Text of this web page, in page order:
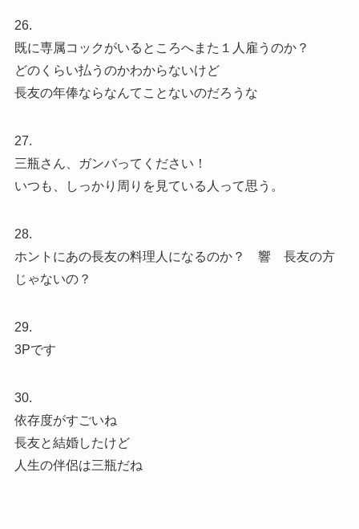
26.
既に専属コックがいるところへまた１人雇うのか？
どのくらい払うのかわからないけど
長友の年俸ならなんてことないのだろうな
27.
三瓶さん、ガンバってください！
いつも、しっかり周りを見ている人って思う。
28.
ホントにあの長友の料理人になるのか？ 響 長友の方
じゃないの？
29.
3Pです
30.
依存度がすごいね
長友と結婚したけど
人生の伴侶は三瓶だね